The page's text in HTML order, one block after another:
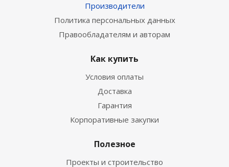
Производители
Политика персональных данных
Правообладателям и авторам
Как купить
Условия оплаты
Доставка
Гарантия
Корпоративные закупки
Полезное
Проекты и строительство